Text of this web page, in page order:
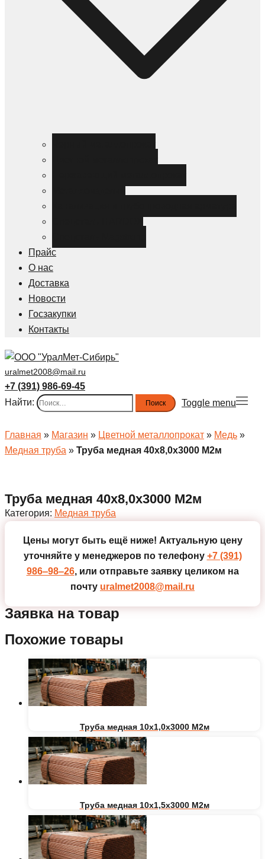
Прайс
О нас
Доставка
Новости
Госзакупки
Контакты
uralmet2008@mail.ru
+7 (391) 986-69-45
Найти:
Toggle menu
Главная » Магазин » Цветной металлопрокат » Медь »
Медная труба » Труба медная 40х8,0х3000 М2м
Труба медная 40х8,0х3000 М2м
Категория: Медная труба
Цены могут быть ещё ниже! Актуальную цену
уточняйте у менеджеров по телефону +7 (391)
986‒98‒26, или отправьте заявку целиком на
почту uralmet2008@mail.ru
Заявка на товар
Похожие товары
Труба медная 10х1,0х3000 М2м
Труба медная 10х1,5х3000 М2м